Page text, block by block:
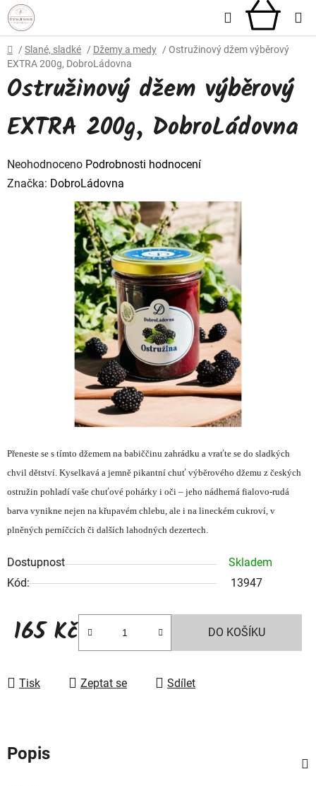
Přejít
na
obsah
Hledat
Domů
/ Slané, sladké / Džemy a medy / Ostružinový džem výběrový
EXTRA 200g, DobroLádovna
Přeneste se s tímto džemem na babiččinu zahrádku a vraťte se do sladkých
chvil dětství. Kyselkavá a jemně pikantní chuť výběrového džemu z českých
ostružin pohladí vaše chuťové pohárky i oči – jeho nádherná fialovo-rudá
barva vynikne nejen na křupavém chlebu, ale i na lineckém cukroví, v
plněných perníčcích či dalších lahodných dezertech.
Dostupnost
Skladem
Kód:
13947
165 Kč DO KOŠÍKU
Tisk Zeptat se Sdílet
Ostružinový džem výběrový
EXTRA 200g, DobroLádovna
Průměrné
hodnocení
Neohodnoceno Podrobnosti hodnocení
Značka: DobroLádovna
Popis